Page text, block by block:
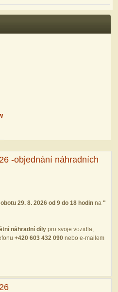
-objednání náhradních
29. 8. 2026 od 9 do 18 hodin na "
náhradní díly pro svoje vozidla,
+420 603 432 090 nebo e‑mailem